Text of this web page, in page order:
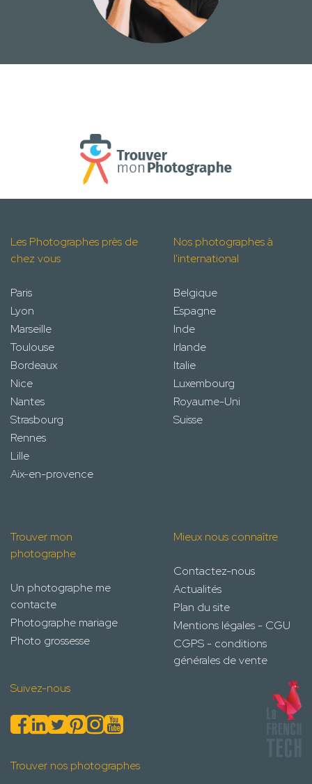
Les Photographes près de
chez vous
Paris
Lyon
Marseille
Toulouse
Bordeaux
Nice
Nantes
Strasbourg
Rennes
Lille
Aix-en-provence
Nos photographes à
l'international
Belgique
Espagne
Inde
Irlande
Italie
Luxembourg
Royaume-Uni
Suisse
Trouver mon
photographe
Un photographe me
contacte
Photographe mariage
Photo grossesse
Mieux nous connaître
Contactez-nous
Actualités
Plan du site
Mentions légales - CGU
CGPS - conditions
générales de vente
Suivez-nous
Trouver nos photographes